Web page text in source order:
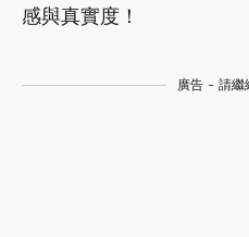
感與真實度！
廣告 - 請繼